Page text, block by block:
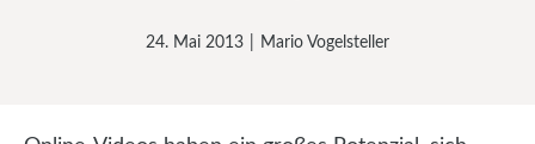
24. Mai 2013 Mario Vogelsteller